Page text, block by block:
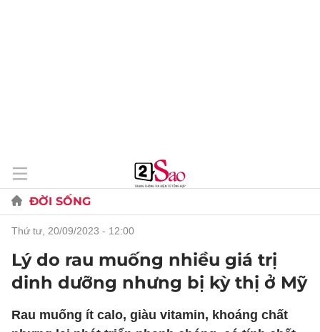
ĐỜI SỐNG
thứ tư, 20/09/2023 - 12:00
Lý do rau muống nhiều giá trị
dinh dưỡng nhưng bị kỳ thị ở Mỹ
Rau muống ít calo, giàu vitamin, khoáng chất